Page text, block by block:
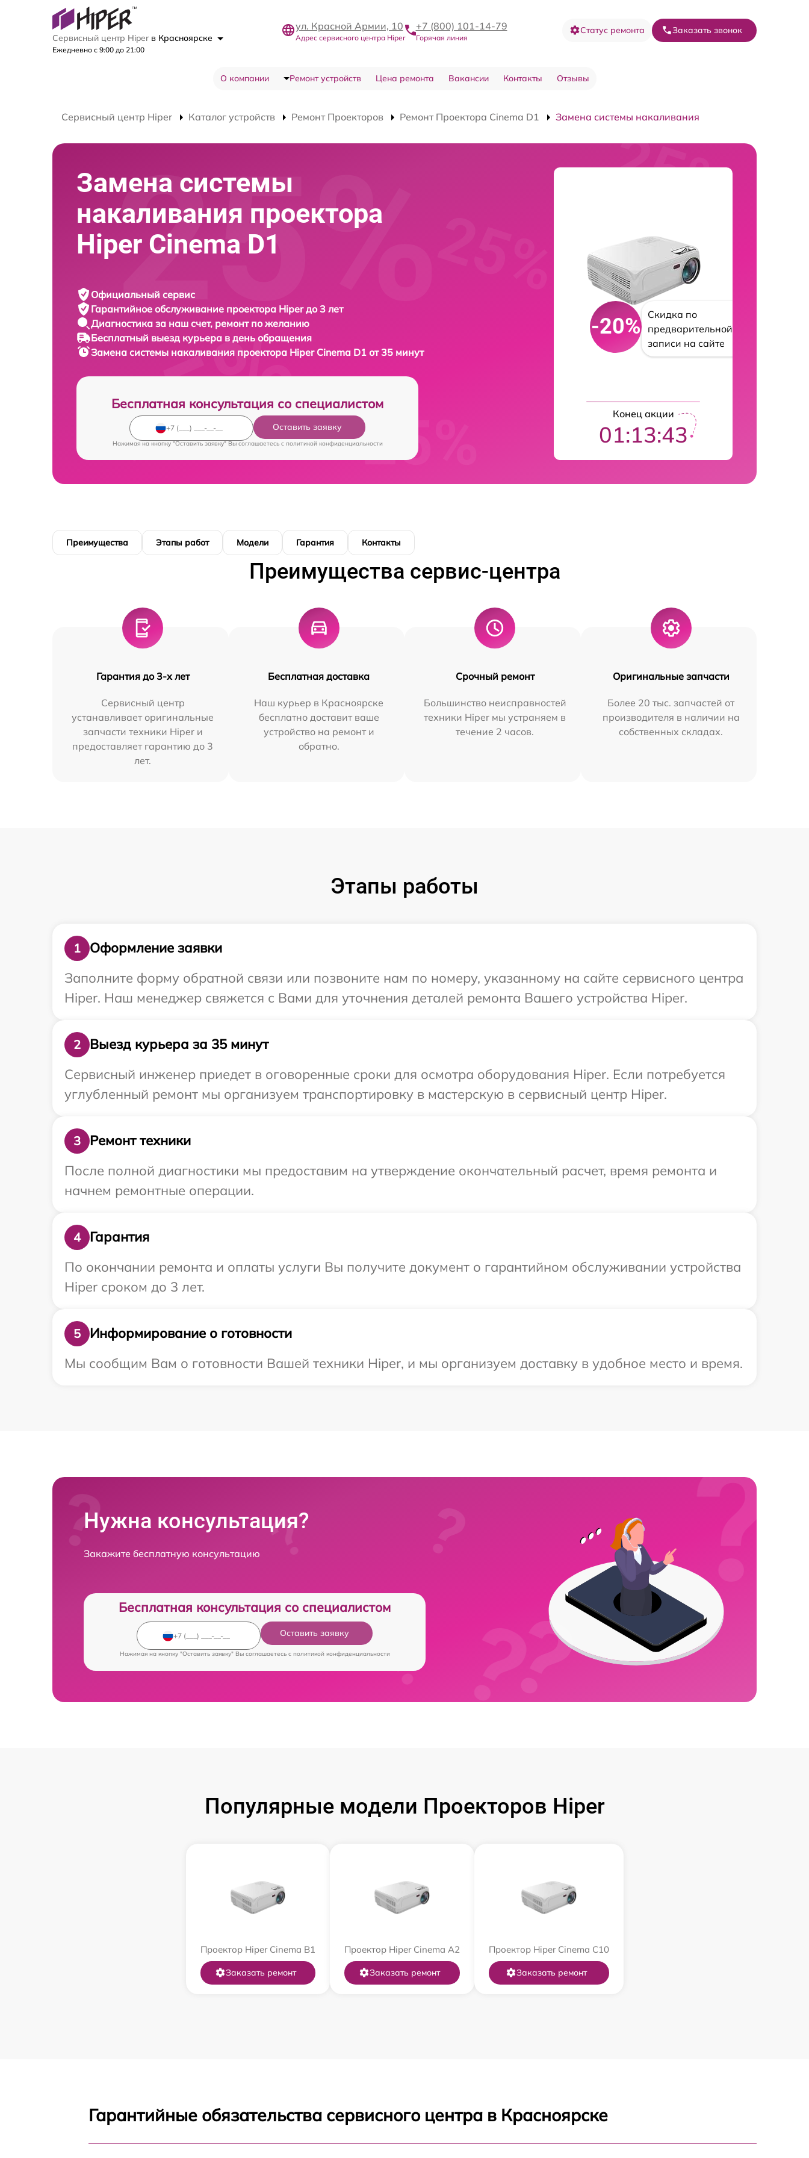
Сервисный центр Hiper в Красноярске
Ежедневно с 9:00 до 21:00
ул. Красной Армии, 10
Адрес сервисного центра Hiper
+7 (800) 101-14-79
Горячая линия
Статус ремонта Заказать звонок
О компании Ремонт устройств Цена ремонта Вакансии Контакты Отзывы
Сервисный центр Hiper Каталог устройств Ремонт Проекторов Ремонт Проектора Cinema D1 Замена системы накаливания
Замена системы
накаливания проектора
Hiper Cinema D1
Официальный сервис
Гарантийное обслуживание проектора Hiper до 3 лет
Диагностика за наш счет, ремонт по желанию
Бесплатный выезд курьера в день обращения
Замена системы накаливания проектора Hiper Cinema D1 от 35 минут
Бесплатная консультация со специалистом
Оставить заявку
Нажимая на кнопку "Оставить заявку" Вы соглашаетесь c политикой конфиденциальности
-20%
Скидка по
предварительной
записи на сайте
Конец акции
01:13:42
Преимущества Этапы работ Модели Гарантия Контакты
Преимущества сервис-центра
Гарантия до 3-х лет
Сервисный центр
устанавливает оригинальные
запчасти техники Hiper и
предоставляет гарантию до 3
лет.
Бесплатная доставка
Наш курьер в Красноярске
бесплатно доставит ваше
устройство на ремонт и
обратно.
Срочный ремонт
Большинство неисправностей
техники Hiper мы устраняем в
течение 2 часов.
Оригинальные запчасти
Более 20 тыс. запчастей от
производителя в наличии на
собственных складах.
Этапы работы
1
Оформление заявки
Заполните форму обратной связи или позвоните нам по номеру, указанному на сайте сервисного центра
Hiper. Наш менеджер свяжется с Вами для уточнения деталей ремонта Вашего устройства Hiper.
2
Выезд курьера за 35 минут
Сервисный инженер приедет в оговоренные сроки для осмотра оборудования Hiper. Если потребуется
углубленный ремонт мы организуем транспортировку в мастерскую в сервисный центр Hiper.
3
Ремонт техники
После полной диагностики мы предоставим на утверждение окончательный расчет, время ремонта и
начнем ремонтные операции.
4
Гарантия
По окончании ремонта и оплаты услуги Вы получите документ о гарантийном обслуживании устройства
Hiper сроком до 3 лет.
5
Информирование о готовности
Мы сообщим Вам о готовности Вашей техники Hiper, и мы организуем доставку в удобное место и время.
Нужна консультация?
Закажите бесплатную консультацию
Бесплатная консультация со специалистом
Оставить заявку
Нажимая на кнопку "Оставить заявку" Вы соглашаетесь c политикой конфиденциальности
Популярные модели Проекторов Hiper
Проектор Hiper Cinema B1
Заказать ремонт
Проектор Hiper Cinema A2
Заказать ремонт
Проектор Hiper Cinema C10
Заказать ремонт
Гарантийные обязательства сервисного центра в Красноярске